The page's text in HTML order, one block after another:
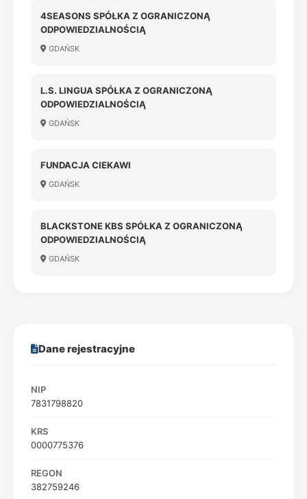
4SEASONS SPÓŁKA Z OGRANICZONĄ
ODPOWIEDZIALNOŚCIĄ
GDAŃSK
L.S. LINGUA SPÓŁKA Z OGRANICZONĄ
ODPOWIEDZIALNOŚCIĄ
GDAŃSK
FUNDACJA CIEKAWI
GDAŃSK
BLACKSTONE KBS SPÓŁKA Z OGRANICZONĄ
ODPOWIEDZIALNOŚCIĄ
GDAŃSK
Dane rejestracyjne
NIP
7831798820
KRS
0000775376
REGON
382759246